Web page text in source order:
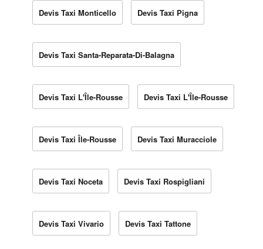
Devis Taxi Monticello Devis Taxi Pigna
Devis Taxi Santa-Reparata-Di-Balagna
Devis Taxi L'Île-Rousse Devis Taxi L'Île-Rousse
Devis Taxi Île-Rousse Devis Taxi Muracciole
Devis Taxi Noceta Devis Taxi Rospigliani
Devis Taxi Vivario Devis Taxi Tattone